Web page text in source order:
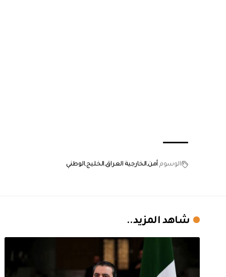
الوسوم أمن الخارجية العراق الخليج الوطني
شاهد المزيد..